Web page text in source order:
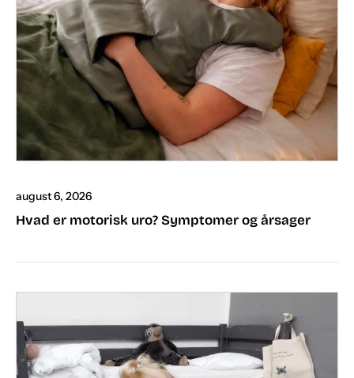
august 6, 2026
Hvad er motorisk uro? Symptomer og årsager